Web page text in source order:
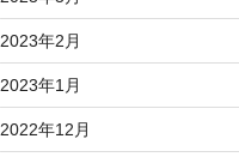
2023年2月
2023年1月
2022年12月